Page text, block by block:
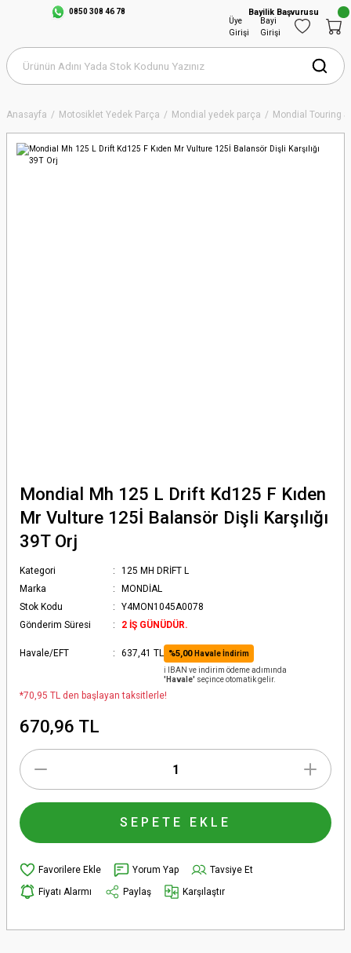
Üye
Girişi
Bayi
Girişi
Anasayfa Motosiklet Yedek Parça Mondial yedek parça Mondial Touring
Mondial Mh 125 L Drift Kd125 F Kıden
Mr Vulture 125İ Balansör Dişli Karşılığı
39T Orj
Kategori
125 MH DRİFT L
Marka
MONDİAL
Stok Kodu
Y4MON1045A0078
Gönderim Süresi
2 İŞ GÜNÜDÜR.
Havale/EFT 637,41 TL %5,00 Havale İndirim
ℹ️ IBAN ve indirim ödeme adımında
'Havale' seçince otomatik gelir.
*70,95 TL den başlayan taksitlerle!
670,96 TL
SEPETE EKLE
Yorum Yap
Tavsiye Et
Fiyatı Alarmı
Paylaş Karşılaştır
0850 308 46 78 Bayilik Başvurusu